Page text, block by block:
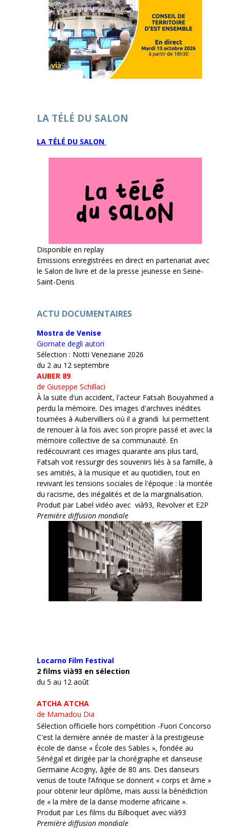
LA TÉLÉ DU SALON
LA TÉLÉ DU SALON
Disponible en replay
Emissions enregistrées en direct en partenariat avec
le Salon de livre et de la presse jeunesse en Seine-
Saint-Denis
ACTU DOCUMENTAIRES
Mostra de Venise
Giornate degli autori
Sélection : Notti Veneziane 2026
du 2 au 12 septembre
AUBER 89
de Giuseppe Schillaci
À la suite d'un accident, l'acteur Fatsah Bouyahmed a
perdu la mémoire. Des images d'archives inédites
tournées à Aubervilliers où il a grandi lui permettent
de renouer à la fois avec son propre passé et avec la
mémoire collective de sa communauté. En
redécouvrant ces images quarante ans plus tard,
Fatsah voit ressurgir des souvenirs liés à sa famille, à
ses amitiés, à la musique et au quotidien, tout en
revivant les tensions sociales de l'époque : la montée
du racisme, des inégalités et de la marginalisation.
Produit par Label vidéo avec vià93, Revolver et E2P
Première diffusion mondiale
Locarno Film Festival
2 films vià93 en sélection
du 5 au 12 août
ATCHA ATCHA
de Mamadou Dia
Sélection officielle hors compétition -Fuori Concorso
C'est la dernière année de master à la prestigieuse
école de danse « École des Sables », fondée au
Sénégal et dirigée par la chorégraphe et danseuse
Germaine Acogny, âgée de 80 ans. Des danseurs
venus de toute l’Afrique se donnent « corps et âme »
pour obtenir leur diplôme, mais aussi la bénédiction
de « la mère de la danse moderne africaine ».
Produit par Les films du Bilboquet avec vià93
Première diffusion mondiale